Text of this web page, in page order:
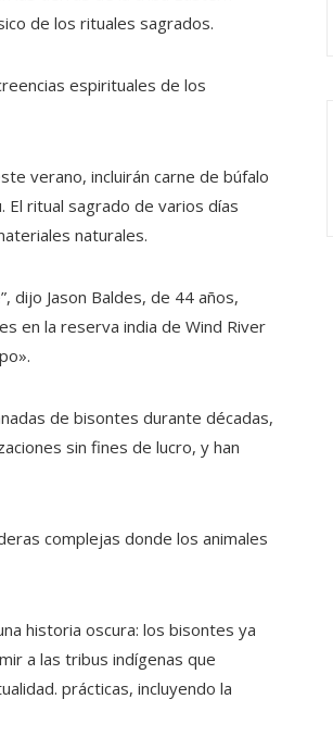
de los rituales sagrados.
espirituales de los
verano, incluirán carne de búfalo
ritual sagrado de varios días
naturales.
dijo Jason Baldes, de 44 años,
en la reserva india de Wind River
de bisontes durante décadas,
sin fines de lucro, y han
complejas donde los animales
historia oscura: los bisontes ya
a las tribus indígenas que
prácticas, incluyendo la